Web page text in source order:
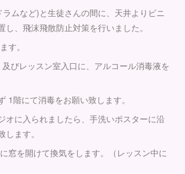
ムなど)と生徒さんの間に、天井よりビニ
し、飛沫飛散防止対策を行いました。
す。
びレッスン室入口に、アルコール消毒液を
1階にて消毒をお願い致します。
オに入られましたら、手洗いポスターに沿
します。
窓を開けて換気をします。（レッスン中に